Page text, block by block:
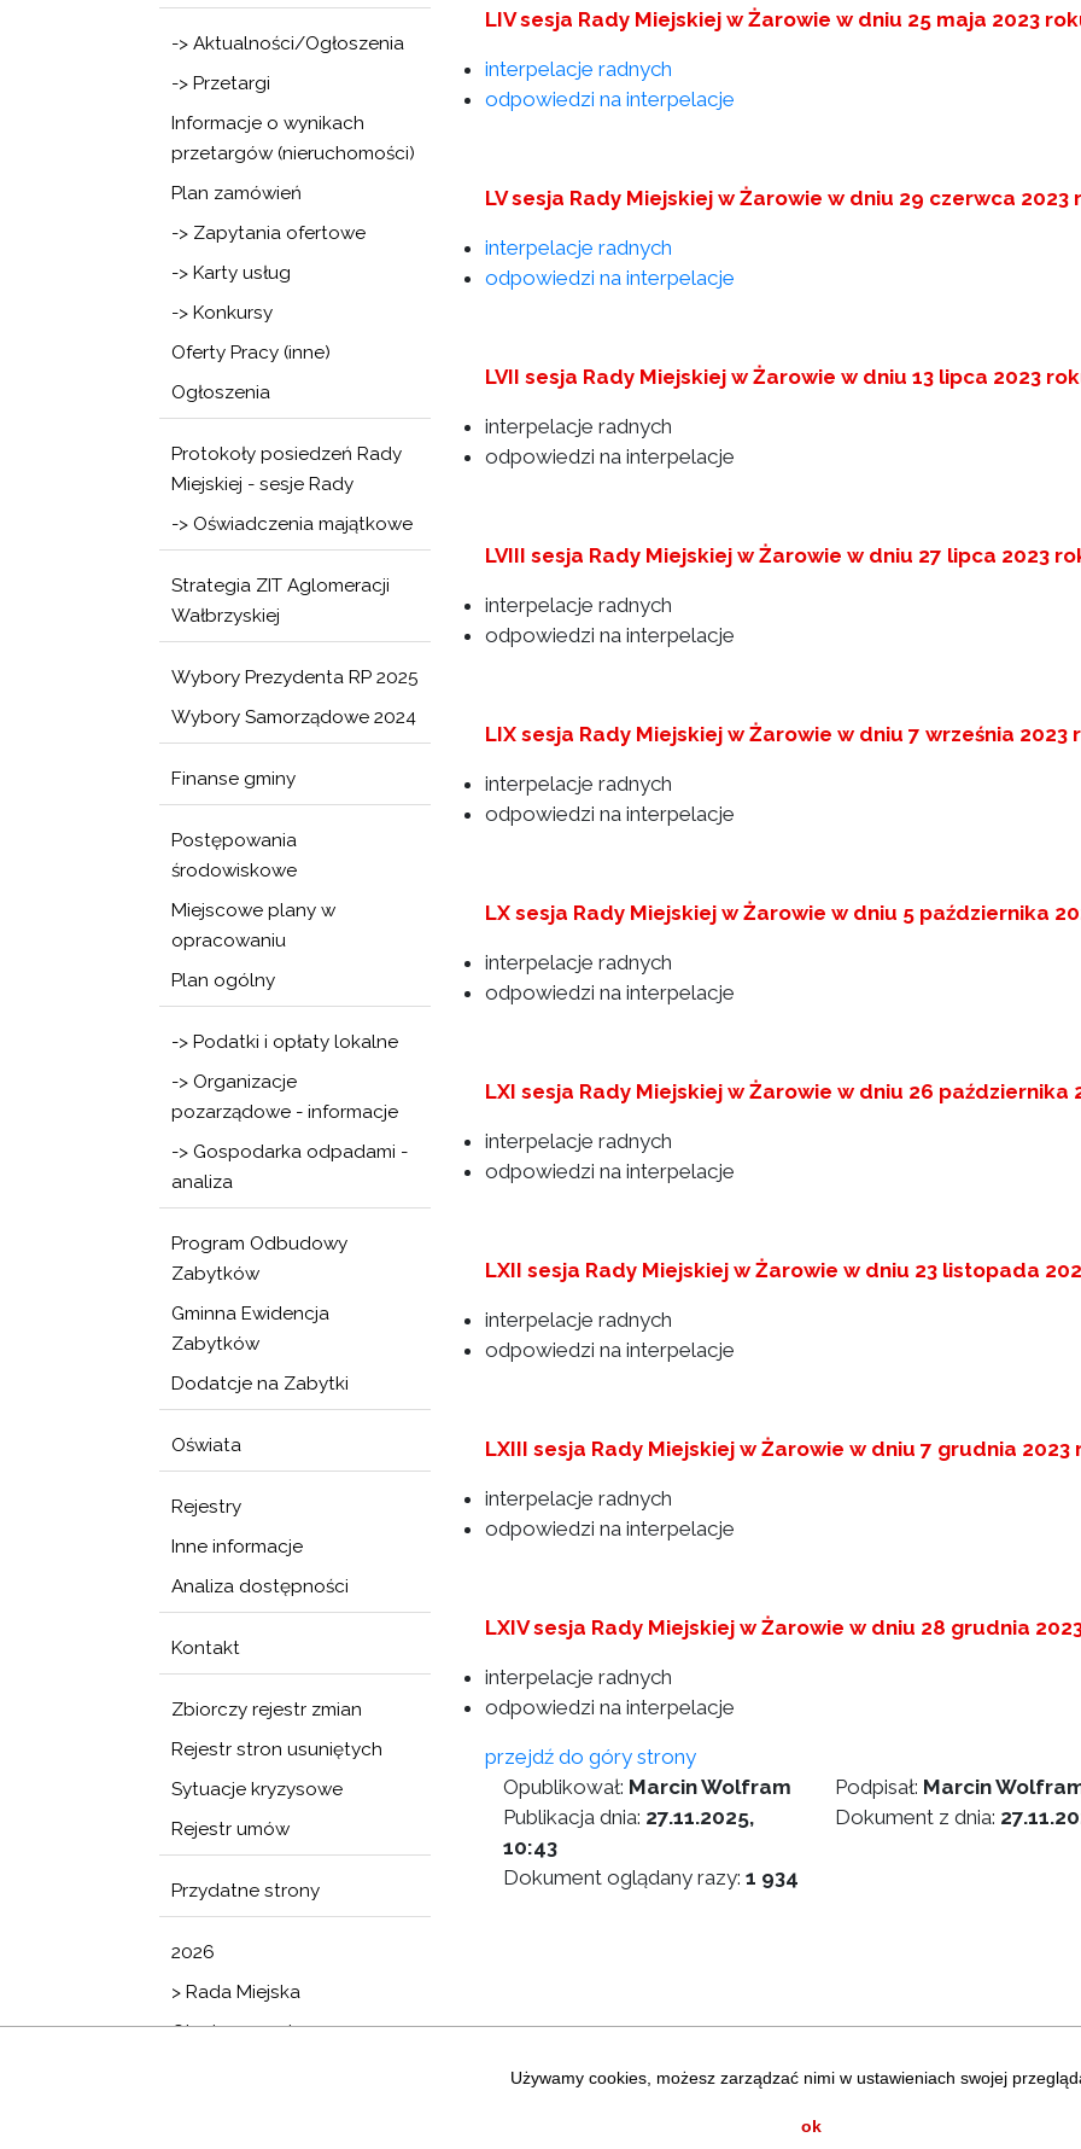
Używamy cookies, możesz zarządzać nimi w ustawieniach swojej
ok
-> Aktualności/Ogłoszenia
-> Przetargi
Informacje o wynikach
przetargów (nieruchomości)
Plan zamówień
-> Zapytania ofertowe
-> Karty usług
-> Konkursy
Oferty Pracy (inne)
Ogłoszenia
Protokoły posiedzeń Rady
Miejskiej - sesje Rady
-> Oświadczenia majątkowe
Strategia ZIT Aglomeracji
Wałbrzyskiej
Wybory Prezydenta RP 2025
Wybory Samorządowe 2024
Finanse gminy
Postępowania
środowiskowe
Miejscowe plany w
opracowaniu
Plan ogólny
-> Podatki i opłaty lokalne
-> Organizacje
pozarządowe - informacje
-> Gospodarka odpadami -
analiza
Program Odbudowy
Zabytków
Gminna Ewidencja
Zabytków
Dodatcje na Zabytki
Oświata
Rejestry
Inne informacje
Analiza dostępności
Kontakt
Zbiorczy rejestr zmian
Rejestr stron usuniętych
Sytuacje kryzysowe
Rejestr umów
Przydatne strony
2026
> Rada Miejska
Obwieszczenia
LIV sesja Rady Miejskiej w Żarowie w dniu 25 maja 2023
interpelacje radnych
odpowiedzi na interpelacje
LV sesja Rady Miejskiej w Żarowie w dniu 29 czerwca 2023
interpelacje radnych
odpowiedzi na interpelacje
LVII sesja Rady Miejskiej w Żarowie w dniu 13 lipca 2023
interpelacje radnych
odpowiedzi na interpelacje
LVIII sesja Rady Miejskiej w Żarowie w dniu 27 lipca 2023
interpelacje radnych
odpowiedzi na interpelacje
LIX sesja Rady Miejskiej w Żarowie w dniu 7 września 2023
interpelacje radnych
odpowiedzi na interpelacje
LX sesja Rady Miejskiej w Żarowie w dniu 5 października
interpelacje radnych
odpowiedzi na interpelacje
LXI sesja Rady Miejskiej w Żarowie w dniu 26 października
interpelacje radnych
odpowiedzi na interpelacje
LXII sesja Rady Miejskiej w Żarowie w dniu 23 listopada
interpelacje radnych
odpowiedzi na interpelacje
LXIII sesja Rady Miejskiej w Żarowie w dniu 7 grudnia 2023
interpelacje radnych
odpowiedzi na interpelacje
LXIV sesja Rady Miejskiej w Żarowie w dniu 28 grudnia
interpelacje radnych
odpowiedzi na interpelacje
przejdź do góry strony
Opublikował: Marcin Wolfram
Publikacja dnia: 27.11.2025,
10:43
Dokument oglądany razy: 1 934
Podpisał: Marcin
Dokument z dnia: